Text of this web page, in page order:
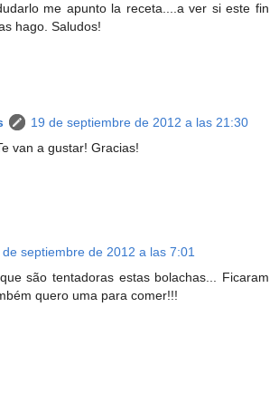
me apunto la receta....a ver si este fin
hago. Saludos!
19 de septiembre de 2012 a las 21:30
van a gustar! Gracias!
de septiembre de 2012 a las 7:01
são tentadoras estas bolachas... Ficaram
quero uma para comer!!!